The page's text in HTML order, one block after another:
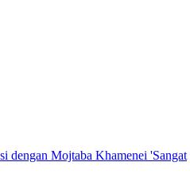
dengan Mojtaba Khamenei 'Sangat